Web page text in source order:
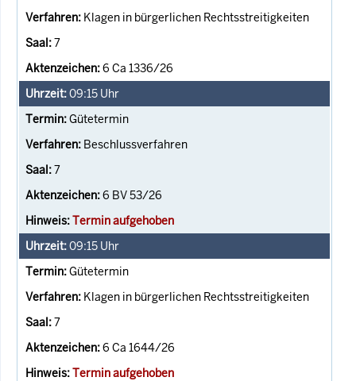
Klagen in bürgerlichen Rechtsstreitigkeiten
7
6 Ca 1336/26
09:15 Uhr
Gütetermin
Beschlussverfahren
7
6 BV 53/26
Termin aufgehoben
09:15 Uhr
Gütetermin
Klagen in bürgerlichen Rechtsstreitigkeiten
7
6 Ca 1644/26
Termin aufgehoben